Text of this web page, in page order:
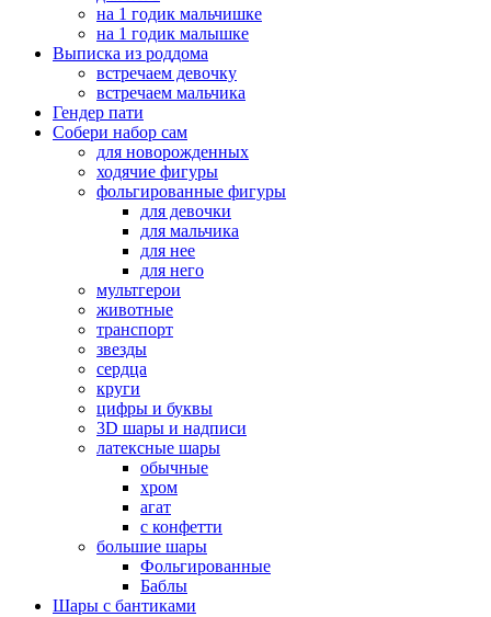
на 1 годик мальчишке
на 1 годик малышке
Выписка из роддома
встречаем девочку
встречаем мальчика
Гендер пати
Собери набор сам
для новорожденных
ходячие фигуры
фольгированные фигуры
для девочки
для мальчика
для нее
для него
мультгерои
животные
транспорт
звезды
сердца
круги
цифры и буквы
3D шары и надписи
латексные шары
обычные
хром
агат
с конфетти
большие шары
Фольгированные
Баблы
Шары с бантиками